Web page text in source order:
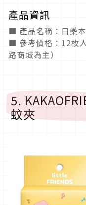
產品資訊
■ 產品名稱：日藥
■ 參考價格：12枚
路商城為主）
5.
蚊夾